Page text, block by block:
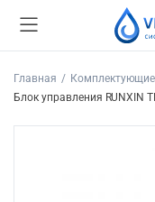
Главная
Блок управления RUNXIN